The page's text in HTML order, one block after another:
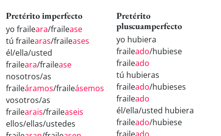
Pretérito imperfecto
yo fraileara/frailease
tú frailearas/fraileases
él/ella/usted
fraileara/frailease
nosotros/as
fraileáramos/fraileásemos
vosotros/as
frailearais/fraileaseis
ellos/ellas/ustedes
Pretérito
pluscuamperfecto
yo hubiera
fraileado/hubiese
fraileado
tú hubieras
fraileado/hubieses
fraileado
él/ella/usted hubiera
fraileado/hubiese
fraileado